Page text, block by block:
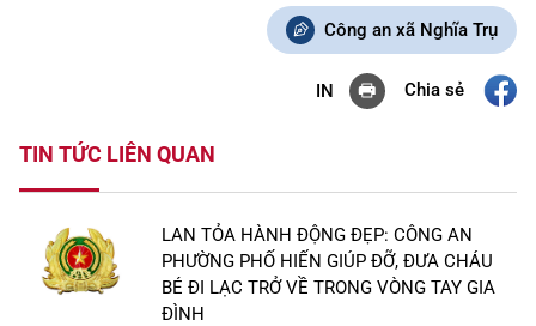
Công an xã Nghĩa Trụ
IN Chia sẻ
TIN TỨC LIÊN QUAN
LAN TỎA HÀNH ĐỘNG ĐẸP: CÔNG AN
PHƯỜNG PHỐ HIẾN GIÚP ĐỠ, ĐƯA CHÁU
BÉ ĐI LẠC TRỞ VỀ TRONG VÒNG TAY GIA
ĐÌNH